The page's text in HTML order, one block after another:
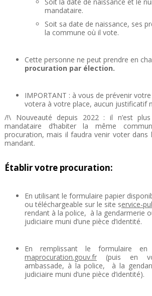
mandataire.
Soit sa date de naissance, ses
la commune où il vote.
Cette personne ne peut prendre en
procuration par élection.
IMPORTANT : à vous de prévenir votre
votera à votre place, aucun justificatif
/!\ Nouveauté depuis 2022 : il n’est
mandataire d’habiter la même
procuration, mais il faudra venir voter dans
mandant.
Établir votre procuration:
En utilisant le formulaire papier
ou téléchargeable sur le site service-
rendant à la police, à la gendarmerie
judiciaire muni d’une pièce d’identité.
En remplissant le formulaire
maprocuration.gouv.fr(puis en
ambassade, à la police, à la
judiciaire muni d’une pièce d’identité).